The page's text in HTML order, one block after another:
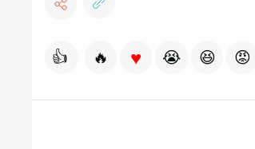
👍 🔥 ♥ 😭 😆 😡